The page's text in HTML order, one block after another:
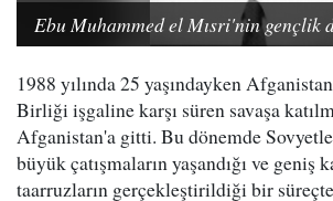
Ebu Muhammed el Mısri'nin gençlik
1988 yılında 25 yaşındayken
Birliği işgaline karşı süren savaşa
Afganistan'a gitti. Bu dönemde
büyük çatışmaların yaşandığı ve geniş
taarruzların gerçekleştirildiği bir